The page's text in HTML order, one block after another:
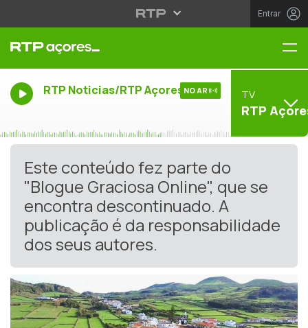
Entrar
RTP Noticias/RTP Açores NO AR TV
RTP
Este conteúdo fez parte do
"Blogue Graciosa Online", que se
encontra descontinuado. A
publicação é da responsabilidade
dos seus autores.